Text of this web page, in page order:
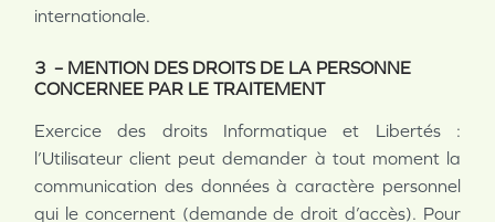
internationale.
3 – MENTION DES DROITS DE LA PERSONNE
CONCERNEE PAR LE TRAITEMENT
Exercice des droits Informatique et Libertés :
l’Utilisateur client peut demander à tout moment la
communication des données à caractère personnel
qui le concernent (demande de droit d’accès). Pour